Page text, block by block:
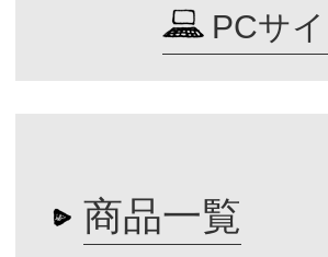
PCサ
商品一覧